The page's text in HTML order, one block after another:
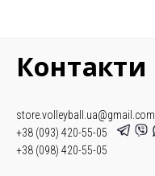
Контакти
store.volleyball.ua@gmail.com
+38 (093) 420-55-05
+38 (098) 420-55-05